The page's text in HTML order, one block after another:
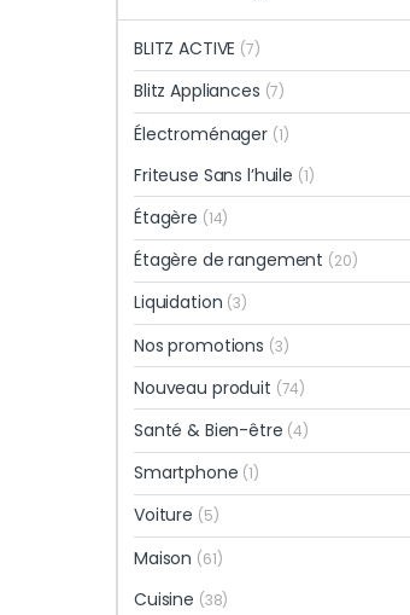
BLITZ ACTIVE (7)
Blitz Appliances (7)
Électroménager (1)
Friteuse Sans l’huile (1)
Étagère (14)
Étagère de rangement (20)
Liquidation (3)
Nos promotions (3)
Nouveau produit (74)
Santé & Bien-être (4)
Smartphone (1)
Voiture (5)
Maison (61)
Cuisine (38)